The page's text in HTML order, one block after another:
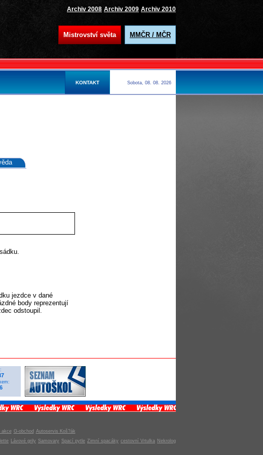
jezdce v dané
body reprezentují
odstoupil.
akce G-obchod Autoservis Koš?ák
Lávové grily Samovary Spací pytle Zimní spacáky cestovní Vrtulka Nekrolog
Archiv 2008 Archiv 2009 Archiv 2010
MMČR / MČR
Mistrovství světa
Sobota, 08. 08. 2026
Sébastien Loeb s
KONTAKT